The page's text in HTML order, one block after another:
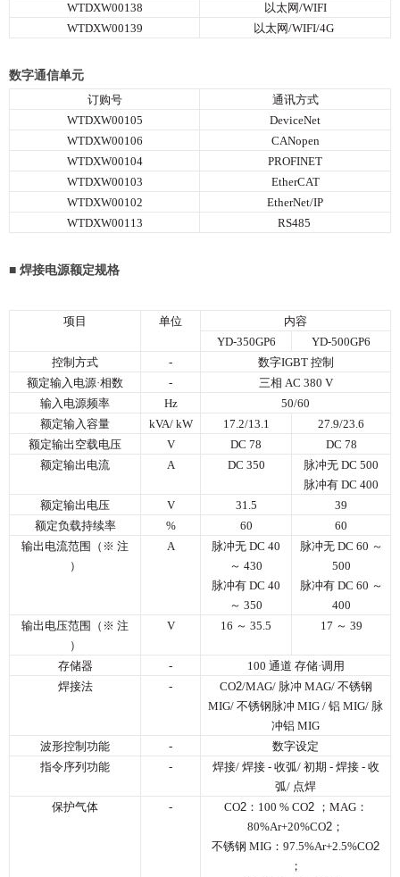
WTDXW00138
以太网/WIFI
WTDXW00139
以太网/WIFI/4G
数字通信单元
订购号
通讯方式
WTDXW00105
DeviceNet
WTDXW00106
CANopen
WTDXW00104
PROFINET
WTDXW00103
EtherCAT
WTDXW00102
EtherNet/IP
WTDXW00113
RS485
■ 焊接电源额定规格
项目 单位
内容
YD-350GP6
YD-500GP6
控制方式
-
数字IGBT 控制
额定输入电源·相数
-
三相 AC 380 V
输入电源频率
Hz
50/60
额定输入容量
kVA/ kW 17.2/13.1
27.9/23.6
额定输出空载电压
V DC 78
DC 78
额定输出电流
A DC 350
脉冲无 DC 500
脉冲有 DC 400
额定输出电压
V 31.5
39
额定负载持续率
% 60
60
输出电流范围（※ 注
）
A
脉冲无 DC 40
～ 430
脉冲有 DC 40
～ 350
脉冲无 DC 60 ～
500
脉冲有 DC 60 ～
400
输出电压范围（※ 注
）
V 16 ～ 35.5 17 ～ 39
存储器 -
100 通道 存储·调用
焊接法
- CO2/MAG/ 脉冲 MAG/ 不锈钢
MIG/ 不锈钢脉冲 MIG / 铝 MIG/ 脉
冲铝 MIG
波形控制功能
-
数字设定
指令序列功能
-
焊接/ 焊接 - 收弧/ 初期 - 焊接 - 收
弧/ 点焊
保护气体
- CO2：100 % CO2 ；MAG：
80%Ar+20%CO2 ；
不锈钢 MIG：97.5%Ar+2.5%CO2
；